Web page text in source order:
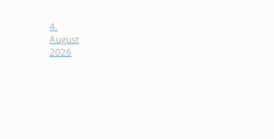
4.
August
2026